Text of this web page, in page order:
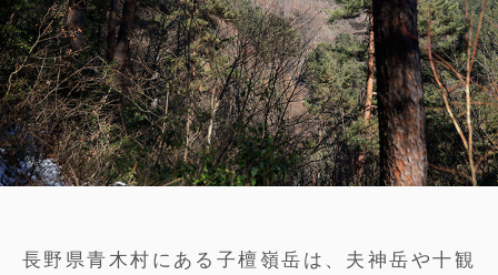
長野県青木村にある子檀嶺岳は、夫神岳や十観